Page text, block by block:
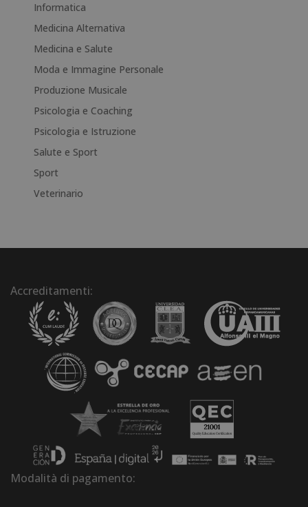
Informatica
Medicina Alternativa
Medicina e Salute
Moda e Immagine Personale
Produzione Musicale
Psicologia e Coaching
Psicologia e Istruzione
Salute e Sport
Sport
Veterinario
Accreditamenti:
Modalità di pagamento: